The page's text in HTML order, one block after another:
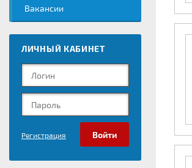
Вакансии
ЛИЧНЫЙ КАБИНЕТ
Регистрация